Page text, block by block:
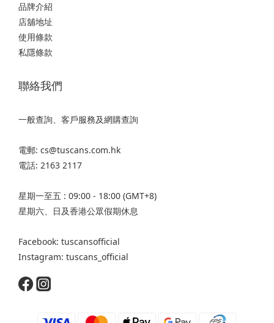
品牌介紹
店舖地址
使用條款
私隱條款
聯絡我們
一般查詢、客戶服務及網購查詢
電郵: cs@tuscans.com.hk
電話: 2163 2117
星期一至五 : 09:00 - 18:00 (GMT+8)
星期六、日及香港公眾假期休息
Facebook: tuscansofficial
Instagram: tuscans_official